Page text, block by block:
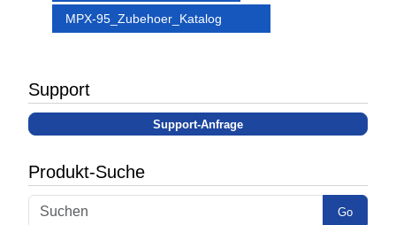
MPX-95_Zubehoer_Katalog
Support
Support-Anfrage
Produkt-Suche
Go